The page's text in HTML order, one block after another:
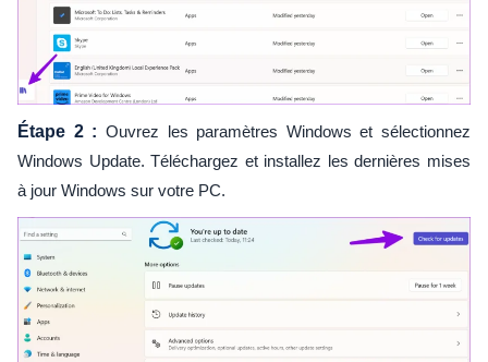
Étape 2 : Ouvrez les paramètres Windows et sélectionnez
Windows Update. Téléchargez et installez les dernières mises
à jour Windows sur votre PC.